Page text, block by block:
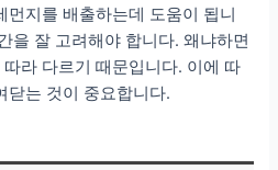
지를 배출하는데 도움이 됩니
을 잘 고려해야 합니다. 왜냐하면
라 다르기 때문입니다. 이에 따
닫는 것이 중요합니다.